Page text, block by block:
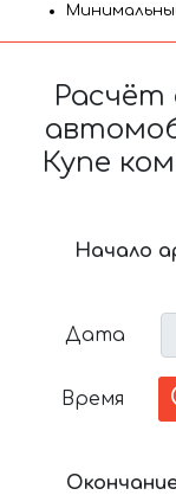
Купе
Начало
Дата
Время